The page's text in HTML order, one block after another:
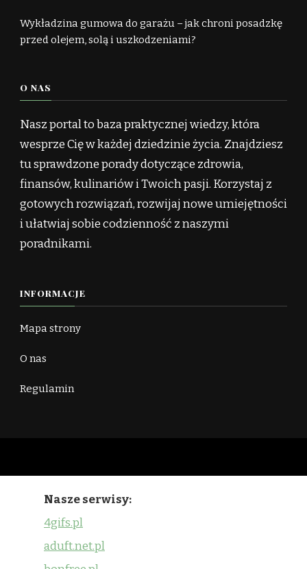
Wykładzina gumowa do garażu – jak chroni posadzkę
przed olejem, solą i uszkodzeniami?
O NAS
Nasz portal to baza praktycznej wiedzy, która
wesprze Cię w każdej dziedzinie życia. Znajdziesz
tu sprawdzone porady dotyczące zdrowia,
finansów, kulinariów i Twoich pasji. Korzystaj z
gotowych rozwiązań, rozwijaj nowe umiejętności
i ułatwiaj sobie codzienność z naszymi
poradnikami.
INFORMACJE
Mapa strony
O nas
Regulamin
Nasze serwisy:
4gifs.pl
aduft.net.pl